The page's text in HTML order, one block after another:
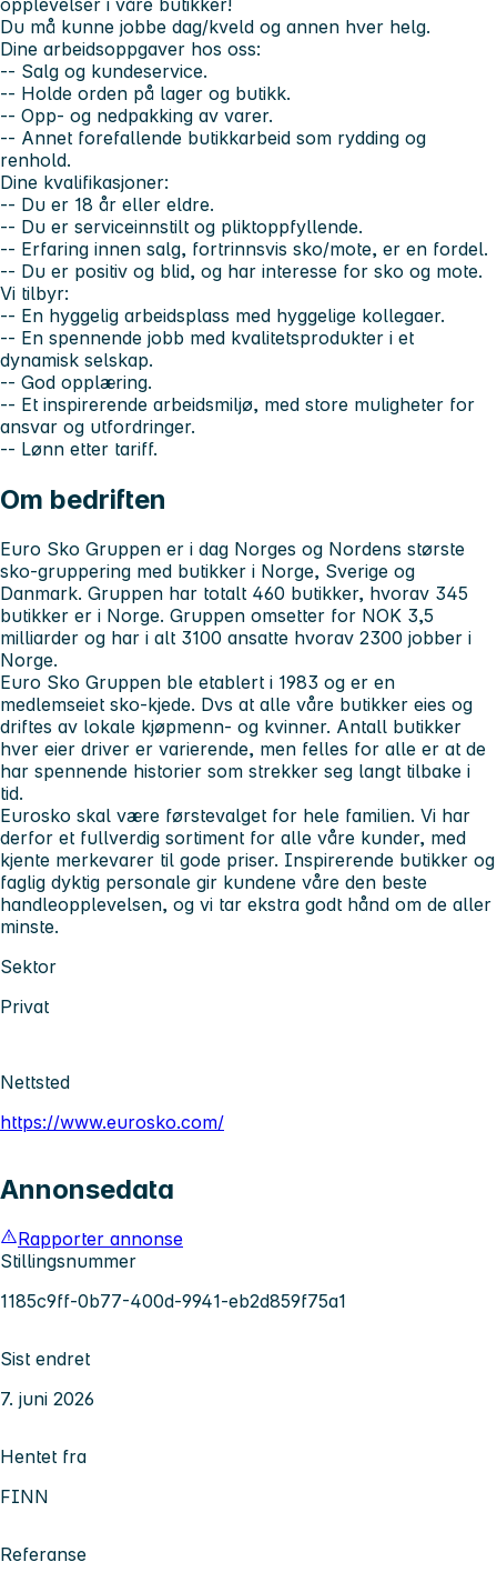
opplevelser i våre butikker!
Du må kunne jobbe dag/kveld og annen hver helg.
Dine arbeidsoppgaver hos oss:
-- Salg og kundeservice.
-- Holde orden på lager og butikk.
-- Opp- og nedpakking av varer.
-- Annet forefallende butikkarbeid som rydding og
renhold.
Dine kvalifikasjoner:
-- Du er 18 år eller eldre.
-- Du er serviceinnstilt og pliktoppfyllende.
-- Erfaring innen salg, fortrinnsvis sko/mote, er en fordel.
-- Du er positiv og blid, og har interesse for sko og mote.
Vi tilbyr:
-- En hyggelig arbeidsplass med hyggelige kollegaer.
-- En spennende jobb med kvalitetsprodukter i et
dynamisk selskap.
-- God opplæring.
-- Et inspirerende arbeidsmiljø, med store muligheter for
ansvar og utfordringer.
-- Lønn etter tariff.
Om bedriften
Euro Sko Gruppen er i dag Norges og Nordens største
sko-gruppering med butikker i Norge, Sverige og
Danmark. Gruppen har totalt 460 butikker, hvorav 345
butikker er i Norge. Gruppen omsetter for NOK 3,5
milliarder og har i alt 3100 ansatte hvorav 2300 jobber i
Norge.
Euro Sko Gruppen ble etablert i 1983 og er en
medlemseiet sko-kjede. Dvs at alle våre butikker eies og
driftes av lokale kjøpmenn- og kvinner. Antall butikker
hver eier driver er varierende, men felles for alle er at de
har spennende historier som strekker seg langt tilbake i
tid.
Eurosko skal være førstevalget for hele familien. Vi har
derfor et fullverdig sortiment for alle våre kunder, med
kjente merkevarer til gode priser. Inspirerende butikker og
faglig dyktig personale gir kundene våre den beste
handleopplevelsen, og vi tar ekstra godt hånd om de aller
minste.
Sektor
Privat
Nettsted
https://www.eurosko.com/
Annonsedata
Rapporter annonse
Stillingsnummer
1185c9ff-0b77-400d-9941-eb2d859f75a1
Sist endret
7. juni 2026
Hentet fra
FINN
Referanse